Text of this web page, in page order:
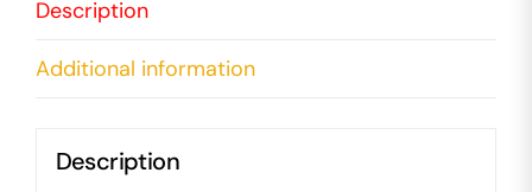
Description
Additional information
Description